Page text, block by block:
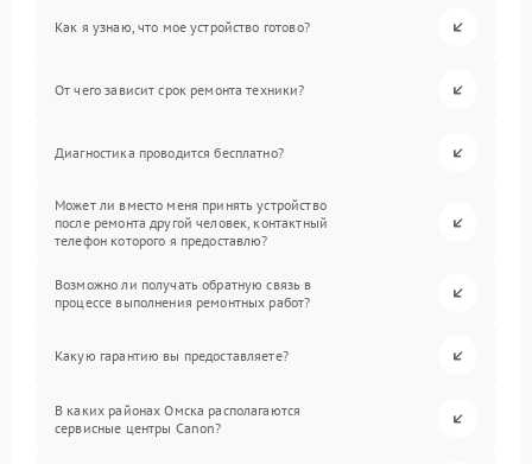
Как я узнаю, что мое устройство готово?
От чего зависит срок ремонта техники?
Диагностика проводится бесплатно?
Может ли вместо меня принять устройство
после ремонта другой человек, контактный
телефон которого я предоставлю?
Возможно ли получать обратную связь в
процессе выполнения ремонтных работ?
Какую гарантию вы предоставляете?
В каких районах Омска располагаются
сервисные центры Canon?